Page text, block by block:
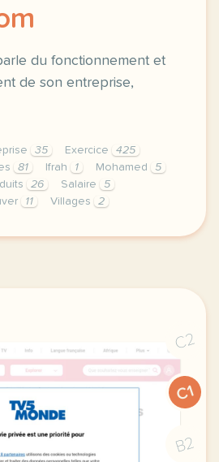
du fonctionnement et
de son entreprise,
35 Exercice
425
81 Ifrah 1 Mohamed
5
26 Salaire
5
11 Villages 2
presenter une entreprise
C2
C1
B2